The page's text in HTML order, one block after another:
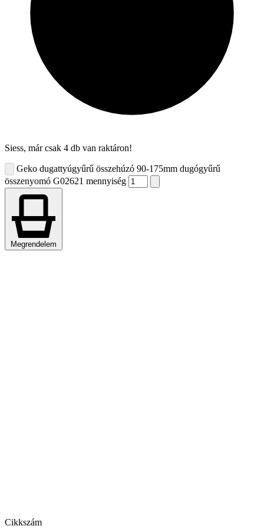
Siess, már csak 4 db van raktáron!
Geko dugattyúgyűrű összehúzó 90-175mm dugógyűrű
összenyomó G02621 mennyiség
Megrendelem
Cikkszám